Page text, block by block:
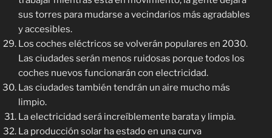
sus torres para mudarse a vecindarios más agradables
y accesibles.
Los coches eléctricos se volverán populares en 2030.
Las ciudades serán menos ruidosas porque todos los
coches nuevos funcionarán con electricidad.
Las ciudades también tendrán un aire mucho más
limpio.
La electricidad será increíblemente barata y limpia.
La producción solar ha estado en una curva